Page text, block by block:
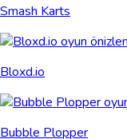
Smash Karts
Bloxd.io
Bubble Plopper